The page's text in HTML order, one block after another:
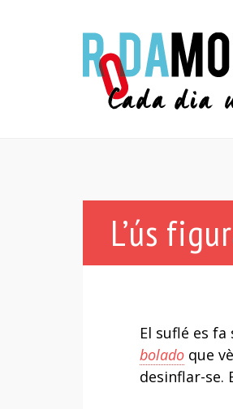
L’ús
El suflé es
boladoque
desinflar-se.